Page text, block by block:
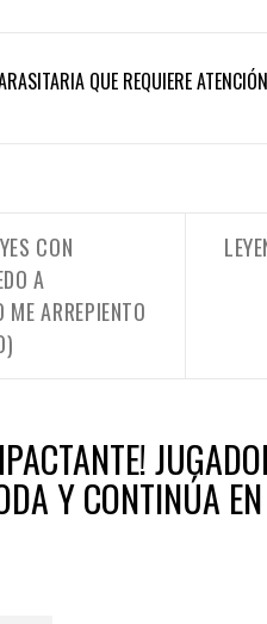
QUE REQUIERE
CON
A
ME ARREPIENTO
Y CONTINÚA